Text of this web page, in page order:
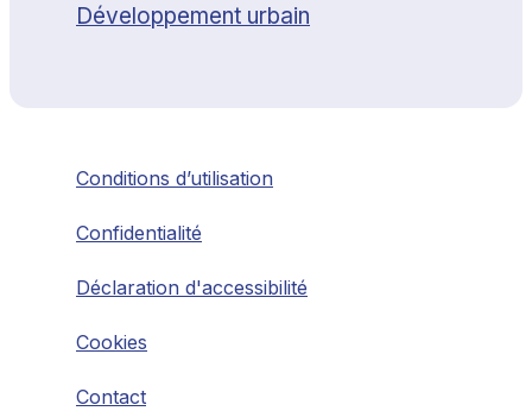
Développement urbain
Conditions d’utilisation
Confidentialité
Déclaration d'accessibilité
Cookies
Contact